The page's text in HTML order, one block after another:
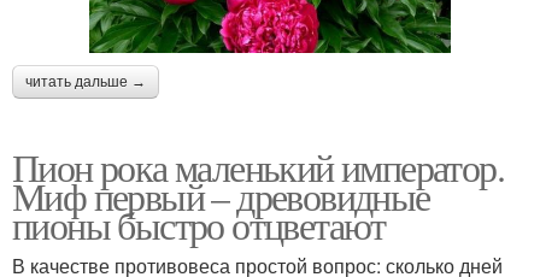
читать дальше →
Пион рока маленький император.
Миф первый – древовидные
пионы быстро отцветают
В качестве противовеса простой вопрос: сколько дней